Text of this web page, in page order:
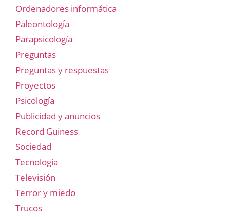
Ordenadores informática
Paleontología
Parapsicología
Preguntas
Preguntas y respuestas
Proyectos
Psicología
Publicidad y anuncios
Record Guiness
Sociedad
Tecnología
Televisión
Terror y miedo
Trucos